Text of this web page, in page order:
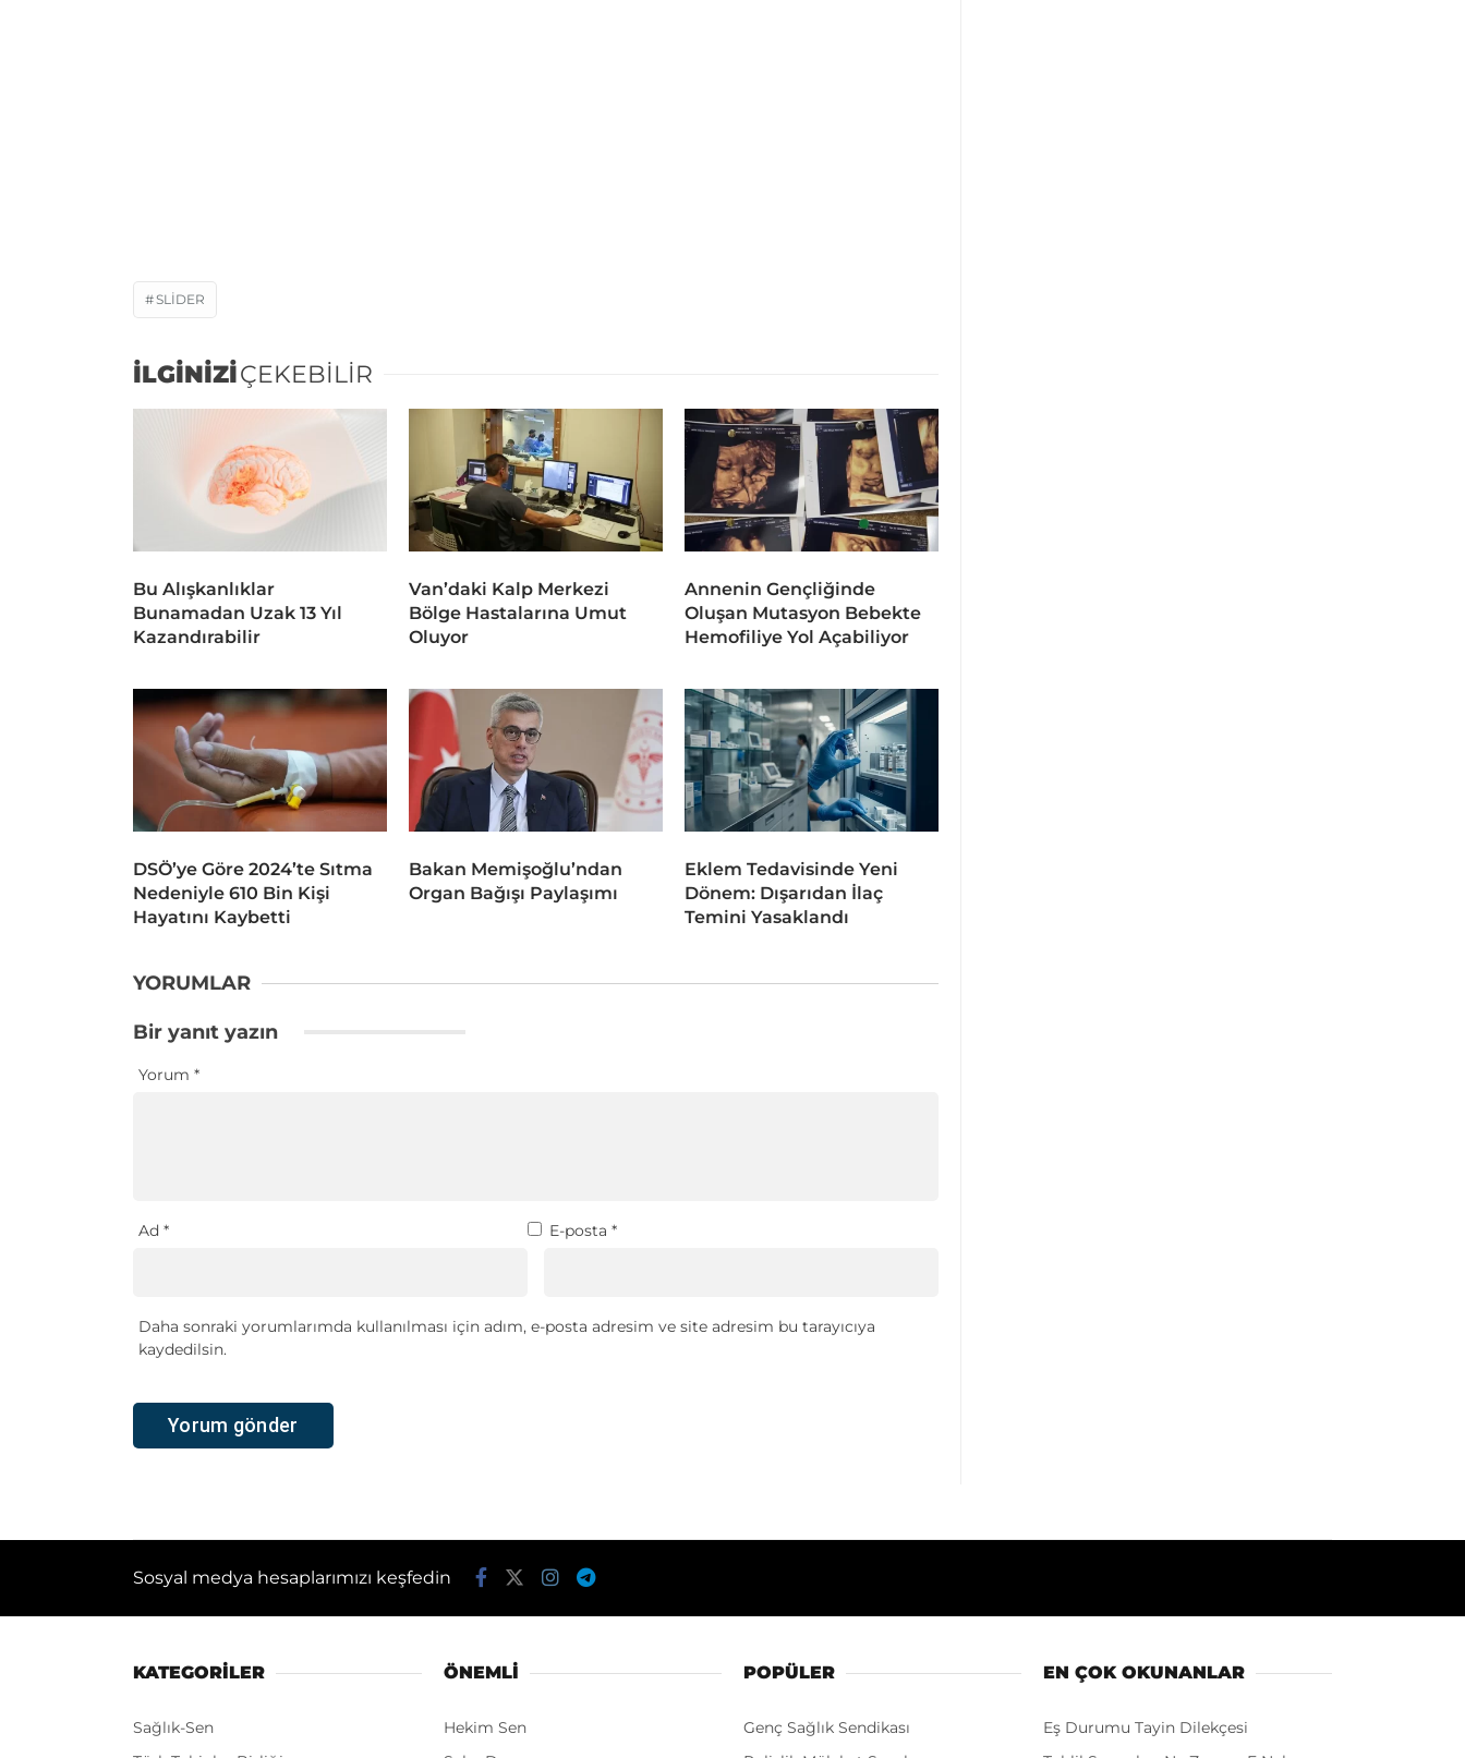
SLIDER
İLGİNİZİÇEKEBİLİR
Bu Alışkanlıklar
Bunamadan Uzak 13 Yıl
Kazandırabilir
Van’daki Kalp Merkezi
Bölge Hastalarına Umut
Oluyor
Annenin Gençliğinde
Oluşan Mutasyon Bebekte
Hemofiliye Yol Açabiliyor
DSÖ’ye Göre 2024’te Sıtma
Nedeniyle 610 Bin Kişi
Hayatını Kaybetti
Bakan Memişoğlu’ndan
Organ Bağışı Paylaşımı
Eklem Tedavisinde Yeni
Dönem: Dışarıdan İlaç
Temini Yasaklandı
YORUMLAR
Bir yanıt yazın
Yorum *
Ad * E-posta *
Daha sonraki yorumlarımda kullanılması için adım, e-posta adresim ve site adresim bu tarayıcıya
kaydedilsin.
Sosyal medya hesaplarımızı keşfedin
KATEGORİLER
Sağlık-Sen
ÖNEMLI
Hekim Sen
POPÜLER
Genç Sağlık Sendikası
EN ÇOK OKUNANLAR
Eş Durumu Tayin Dilekçesi